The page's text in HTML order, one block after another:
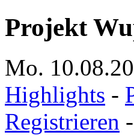
Projekt
Mo.
Highlights -
Registrieren -